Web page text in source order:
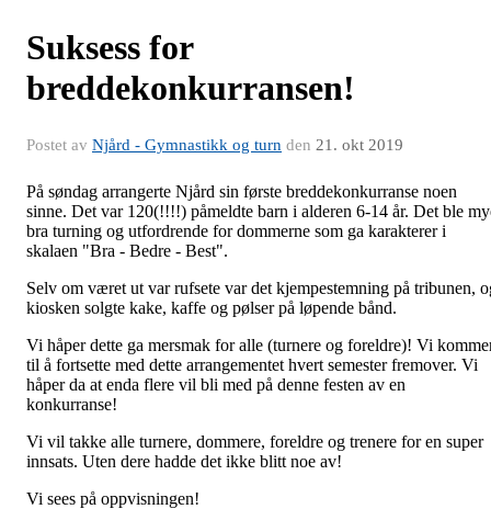
Suksess for
breddekonkurransen!
Postet av Njård - Gymnastikk og turn den 21. okt 2019
På søndag arrangerte Njård sin første breddekonkurranse noen
sinne. Det var 120(!!!!) påmeldte barn i alderen 6-14 år. Det ble
bra turning og utfordrende for dommerne som ga karakterer i
skalaen "Bra - Bedre - Best".
Selv om været ut var rufsete var det kjempestemning på tribunen,
kiosken solgte kake, kaffe og pølser på løpende bånd.
Vi håper dette ga mersmak for alle (turnere og foreldre)! Vi
til å fortsette med dette arrangementet hvert semester fremover. Vi
håper da at enda flere vil bli med på denne festen av en
konkurranse!
Vi vil takke alle turnere, dommere, foreldre og trenere for en super
innsats. Uten dere hadde det ikke blitt noe av!
Vi sees på oppvisningen!